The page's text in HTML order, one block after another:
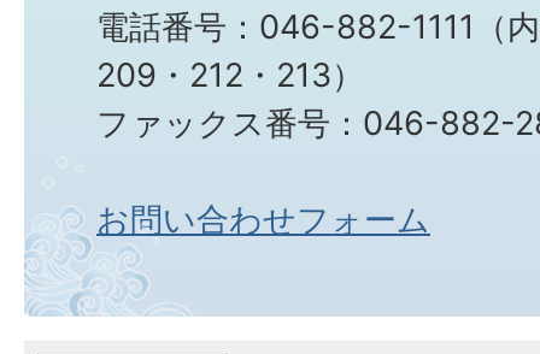
電話番号：046-882-1111（
209・212・213）
ファックス番号：046-882-
お問い合わせフォーム